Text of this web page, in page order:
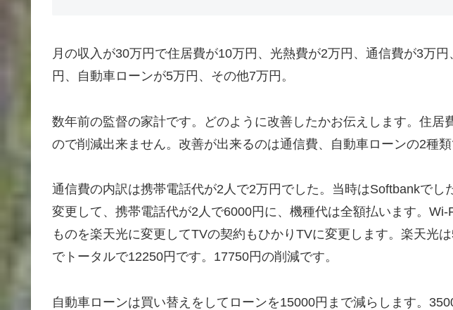
月の収入が30万円で住居費が10万円、光熱費が2万円、通信費が3万
円、自動車ローンが5万円、その他7万円。
数年前の監督の家計です。どのように改善したかお伝えします。住居
ので削減出来ません。改善が出来るのは通信費、自動車ローンの2種類
通信費の内訳は携帯電話代が2人で2万円でした。当時はSoftbankでし
変更して、携帯電話代が2人で6000円に、機種代は全額払います。
ものを楽天光に変更してTVの契約もひかりTVに変更します。楽天光
でトータルで12250円です。17750円の削減です。
自動車ローンは買い替えをしてローンを15000円まで減らします。